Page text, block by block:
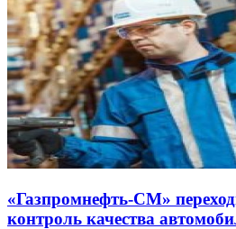
«Газпромнефть-СМ»
контроль качества